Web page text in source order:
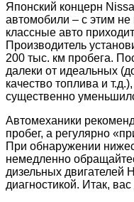
Японский концерн
автомобили – с этим
классные авто
Производитель
200 тыс. км пробега.
далеки от идеальных
качество топлива и
существенно
Автомеханики
пробег, а регулярно
При обнаружении
немедленно
дизельных двигателей
диагностикой. Итак,